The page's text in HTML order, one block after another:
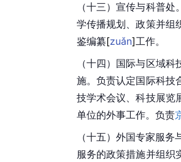
（十三）宣传与科普处
学传播规划、政策并组
鉴编纂[zuǎn]工作。
（十四）国际与区域
施。负责认定国际科技
技学术会议、科技展览
单位的外事工作。负责
（十五）外国专家服
服务的政策措施并组织